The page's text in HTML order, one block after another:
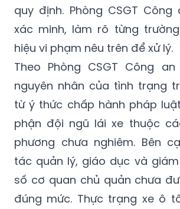
quy định. Phòng CSGT
xác minh, làm rõ từng
hiệu vi phạm nêu trên để xử lý.
Theo Phòng CSGT Công
nguyên nhân của tình trạng
từ ý thức chấp hành pháp
phận đội ngũ lái xe thuộc
phương chưa nghiêm. Bên
tác quản lý, giáo dục và
số cơ quan chủ quản chưa
đúng mức. Thực trạng xe ô